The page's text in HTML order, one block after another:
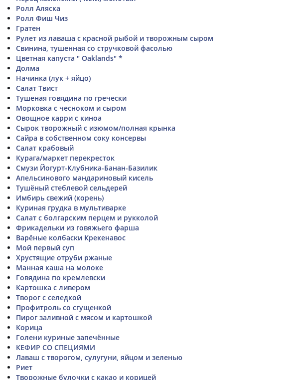
Ролл Аляска
Ролл Фиш Чиз
Гратен
Рулет из лаваша с красной рыбой и творожным сыром
Свинина, тушенная со стручковой фасолью
Цветная капуста " Oaklands" *
Долма
Начинка (лук + яйцо)
Салат Твист
Тушеная говядина по гречески
Морковка с чесноком и сыром
Овощное карри с киноа
Сырок творожный с изюмом/полная крынка
Сайра в собственном соку консервы
Салат крабовый
Курага/маркет перекресток
Смузи Йогурт-Клубника-Банан-Базилик
Апельсинового мандариновый кисель
Тушёный стеблевой сельдерей
Имбирь свежий (корень)
Куриная грудка в мультиварке
Салат с болгарским перцем и рукколой
Фрикадельки из говяжьего фарша
Варёные колбаски Крекенавос
Мой первый суп
Хрустящие отруби ржаные
Манная каша на молоке
Говядина по кремлевски
Картошка с ливером
Творог с селедкой
Профитроль со сгущенкой
Пирог заливной с мясом и картошкой
Корица
Голени куриные запечённые
КЕФИР СО СПЕЦИЯМИ
Лаваш с творогом, сулугуни, яйцом и зеленью
Риет
Творожные булочки с какао и корицей